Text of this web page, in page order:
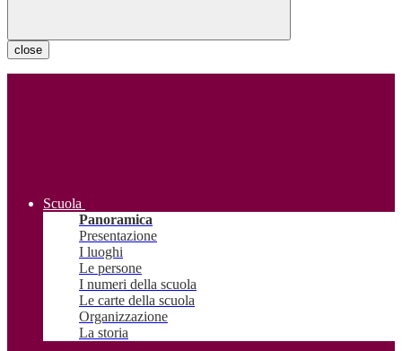
close
Scuola
Panoramica
Presentazione
I luoghi
Le persone
I numeri della scuola
Le carte della scuola
Organizzazione
La storia